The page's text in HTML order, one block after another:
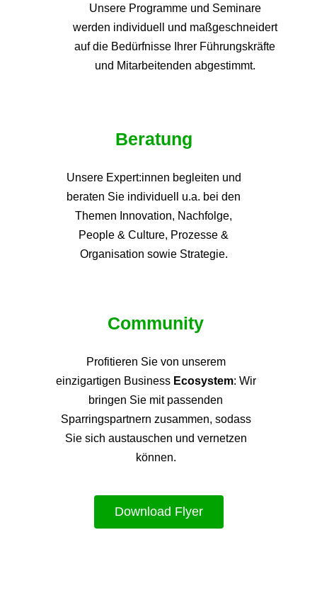
Unsere Programme und Seminare
werden individuell und maßgeschneidert
auf die Bedürfnisse Ihrer Führungskräfte
und Mitarbeitenden abgestimmt.
Beratung
Unsere Expert:innen begleiten und
beraten Sie individuell u.a. bei den
Themen Innovation, Nachfolge,
People & Culture, Prozesse &
Organisation sowie Strategie.
Community
Profitieren Sie von unserem
einzigartigen Business Ecosystem: Wir
bringen Sie mit passenden
Sparringspartnern zusammen, sodass
Sie sich austauschen und vernetzen
können.
Download Flyer